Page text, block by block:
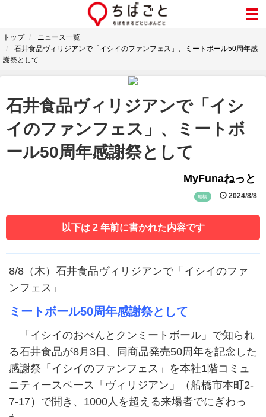
トップ
ニュース一覧
石井食品ヴィリジアンで「イシイのファンフェス」、ミートボール50周年感
謝祭として
石井食品ヴィリジアンで「イシ
イのファンフェス」、ミートボ
ール50周年感謝祭として
MyFunaねっと
船橋 2024/8/8
以下は 2 年前に書かれた内容です
8/8（木）石井食品ヴィリジアンで「イシイのファ
ンフェス」
ミートボール50周年感謝祭として
「イシイのおべんとクンミートボール」で知られ
る石井食品が8月3日、同商品発売50周年を記念した
感謝祭「イシイのファンフェス」を本社1階コミュ
ニティースペース「ヴィリジアン」（船橋市本町2-
7-17）で開き、1000人を超える来場者でにぎわっ